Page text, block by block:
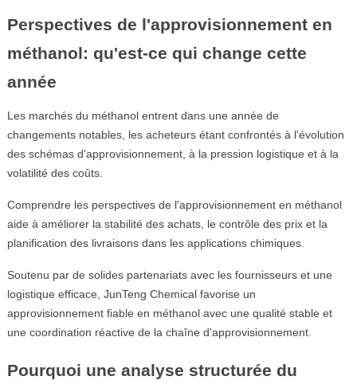
Perspectives de l'approvisionnement en
méthanol: qu'est-ce qui change cette
année
Les marchés du méthanol entrent dans une année de
changements notables, les acheteurs étant confrontés à l'évolution
des schémas d'approvisionnement, à la pression logistique et à la
volatilité des coûts.
Comprendre les perspectives de l'approvisionnement en méthanol
aide à améliorer la stabilité des achats, le contrôle des prix et la
planification des livraisons dans les applications chimiques.
Soutenu par de solides partenariats avec les fournisseurs et une
logistique efficace, JunTeng Chemical favorise un
approvisionnement fiable en méthanol avec une qualité stable et
une coordination réactive de la chaîne d'approvisionnement.
Pourquoi une analyse structurée du